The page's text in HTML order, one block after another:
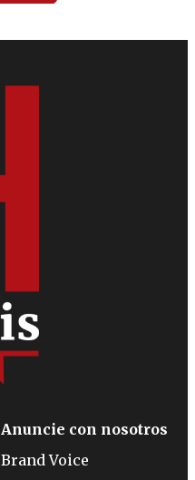
Anuncie con nosotros
Brand Voice